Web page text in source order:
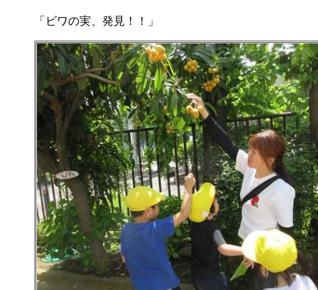
「ビワの実、発見！！」